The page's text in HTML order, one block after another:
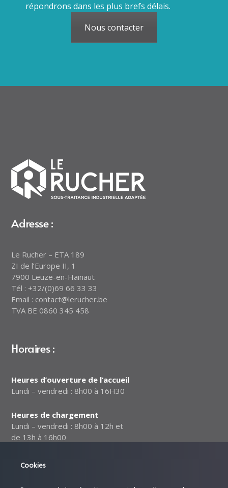
répondrons dans les plus brefs délais.
Nous contacter
Adresse :
Le Rucher – ETA 189
ZI de l’Europe II, 1
7900 Leuze-en-Hainaut
Tél : +32/(0)69 66 33 33
Email : contact@lerucher.be
TVA BE 0860 345 458
Horaires :
Heures d’ouverture de l’accueil
Lundi – vendredi : 8h00 à 16H30
Heures de chargement
Lundi – vendredi : 8h00 à 12h et
de 13h à 16h00
Notre politique relative à la
Cookies